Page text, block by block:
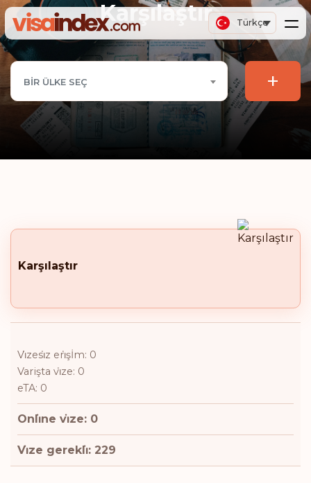
Türkçe
Karşılaştır
BIR ÜLKE SEÇ +
Karşılaştır
Vi̇zesi̇z eri̇şİm: 0
Varişta vi̇ze: 0
eTA: 0
Onli̇ne vi̇ze: 0
Vi̇ze gerekli̇: 229